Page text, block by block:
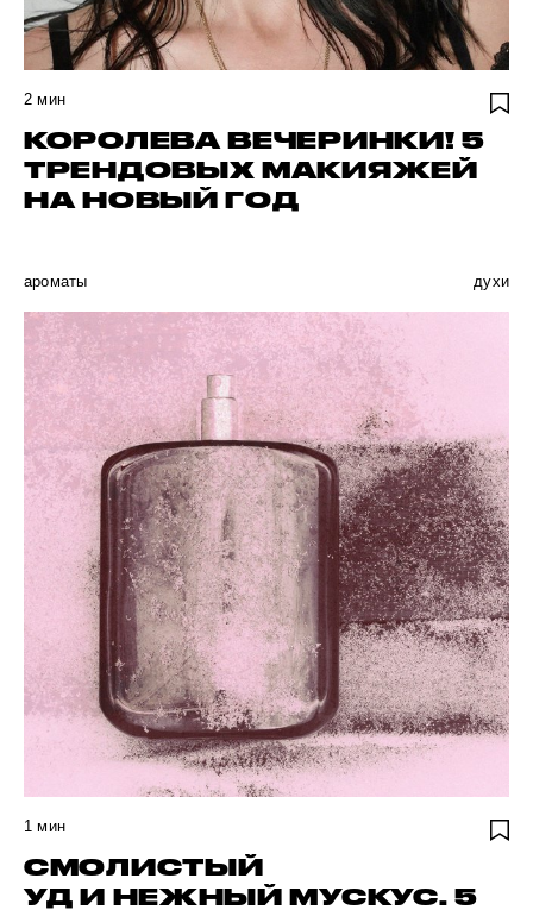
2 мин
КОРОЛЕВА ВЕЧЕРИНКИ! 5
ТРЕНДОВЫХ МАКИЯЖЕЙ
НА НОВЫЙ ГОД
ароматы духи
1 мин
СМОЛИСТЫЙ
УД И НЕЖНЫЙ МУСКУС. 5